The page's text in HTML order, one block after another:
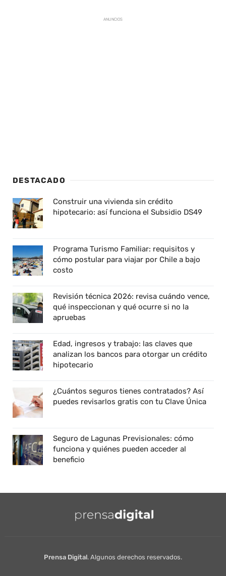
ANUNCIOS
DESTACADO
Construir una vivienda sin crédito
hipotecario: así funciona el Subsidio DS49
Programa Turismo Familiar: requisitos y
cómo postular para viajar por Chile a bajo
costo
Revisión técnica 2026: revisa cuándo vence,
qué inspeccionan y qué ocurre si no la
apruebas
Edad, ingresos y trabajo: las claves que
analizan los bancos para otorgar un crédito
hipotecario
¿Cuántos seguros tienes contratados? Así
puedes revisarlos gratis con tu Clave Única
Seguro de Lagunas Previsionales: cómo
funciona y quiénes pueden acceder al
beneficio
Prensa Digital. Algunos derechos reservados.